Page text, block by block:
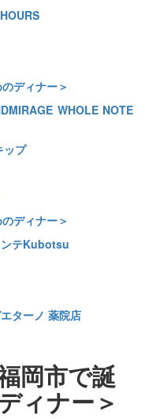
ディナー＞
WHOLE NOTE
ップ
ディナー＞
ンテKubotsu
ターノ 薬院店
岡市で誕
ィナー＞